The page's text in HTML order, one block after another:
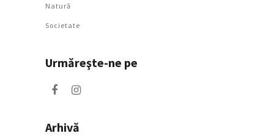
Natură
Societate
Urmăreşte-ne pe
Arhivă